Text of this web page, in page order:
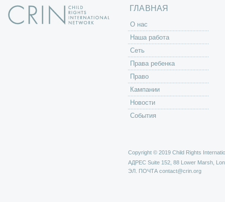
ГЛАВНАЯ
O нас
Наша работа
Сеть
Права ребенка
Право
Кампании
Новости
События
Copyright © 2019 Child Rights
АДРЕС Suite 152, 88 Lower Marsh,
ЭЛ. ПОЧТА contact@crin.org